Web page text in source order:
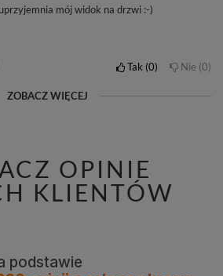
mój widok na drzwi :-)
Tak 0 Nie 0
ZOBACZ WIĘCEJ
OPINIE
KLIENTÓW
podstawie